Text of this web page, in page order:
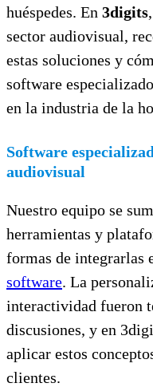
huéspedes. En 3digits
sector audiovisual,
estas soluciones y
software
en la industria de la
Software
audiovisual
Nuestro equipo se
herramientas y
formas de integrarlas
software. La
interactividad fueron
discusiones, y en
aplicar estos
clientes.